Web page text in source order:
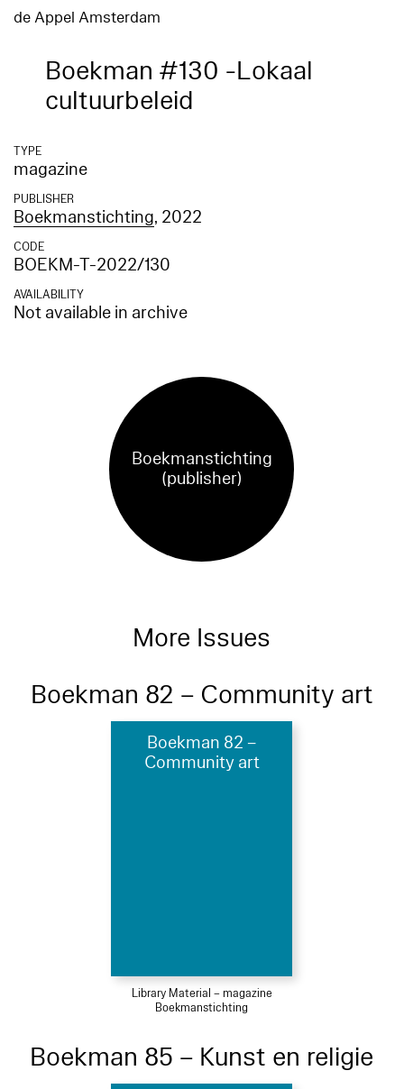
de Appel Amsterdam
Boekman #130 -Lokaal
cultuurbeleid
TYPE
magazine
PUBLISHER
Boekmanstichting, 2022
CODE
BOEKM-T-2022/130
AVAILABILITY
Not available in archive
Boekmanstichting
(publisher)
More Issues
Boekman 82 – Community art
Boekman 82 –
Community art
Library Material – magazine
Boekmanstichting
Boekman 85 – Kunst en religie